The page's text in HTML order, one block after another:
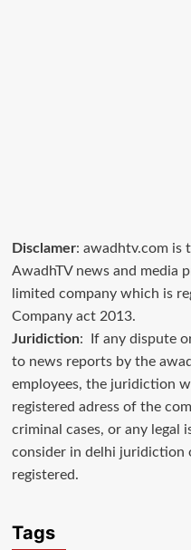
Disclamer: awadhtv.com is
AwadhTV news and media
limited company which is
Company act 2013.
Juridiction: If any dispute
to news reports by the
employees, the juridiction
registered adress of the
criminal cases, or any legal
consider in delhi juridiction
registered.
Tags